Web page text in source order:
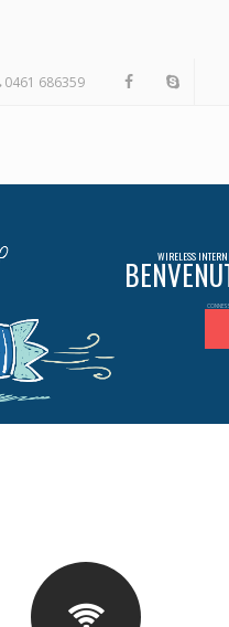
0461 686359
VERIFICA COPERTURA
NEWS
F.A.Q.
WIRELESS